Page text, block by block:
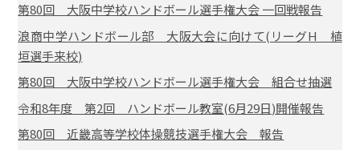
第80回 大阪中学校ハンドボール選手権大会 一回戦報告
浪商中学ハンドボール部 大阪大会に向けて(リーグH 植
垣選手来校)
第80回 大阪中学校ハンドボール選手権大会 組合せ抽選
令和8年度 第2回 ハンドボール教室(6月29日)開催報告
第80回 近畿高等学校体操競技選手権大会 報告